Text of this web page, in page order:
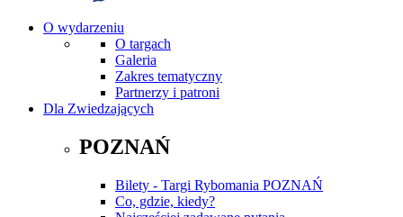
O wydarzeniu
O targach
Galeria
Zakres tematyczny
Partnerzy i patroni
Dla Zwiedzających
POZNAŃ
Bilety - Targi Rybomania POZNAŃ
Co, gdzie, kiedy?